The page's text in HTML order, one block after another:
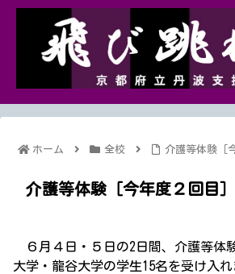
ホーム 全校 介護等体験［
介護等体験［今年度２回目］
６月４日・５日の2日間、介護等体
大学・龍谷大学の学生15名を受け入れ